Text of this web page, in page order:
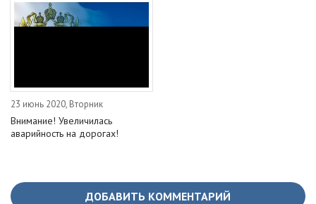
23 июнь 2020, Вторник
Внимание! Увеличилась
аварийность на дорогах!
ДОБАВИТЬ КОММЕНТАРИЙ